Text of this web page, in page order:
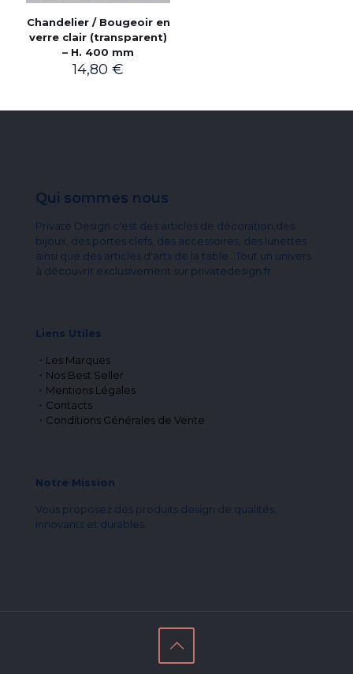
Chandelier / Bougeoir en
verre clair (transparent)
– H. 400 mm
14,80€
Qui sommes nous
Private Design c'est des articles de décoration,des
bijoux, des portes clefs, des accessoires, des lunettes
ainsi que des articles d'arts de la table...Tout un univers
à découvrir exclusivement sur privatedesign.fr
Liens Utiles
Les Marques
Nos Best Seller
Mentions Légales
Contacts
Conditions Générales de Vente
Notre Mission
Vous proposez des produits design de qualités,
innovants et durables.